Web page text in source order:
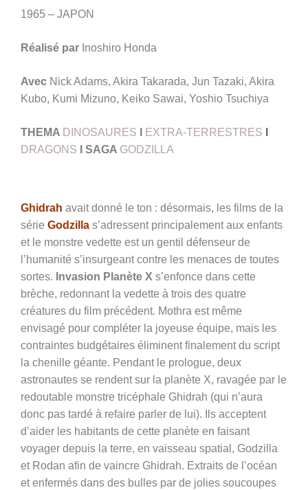
1965 – JAPON
Réalisé par Inoshiro Honda
Avec Nick Adams, Akira Takarada, Jun Tazaki, Akira
Kubo, Kumi Mizuno, Keiko Sawai, Yoshio Tsuchiya
THEMA DINOSAURES EXTRA-TERRESTRES
DRAGONS
SAGA GODZILLA
Ghidrah avait donné le ton : désormais, les films de la
série Godzilla s’adressent principalement aux enfants
et le monstre vedette est un gentil défenseur de
l’humanité s’insurgeant contre les menaces de toutes
sortes. Invasion Planète X s’enfonce dans cette
brèche, redonnant la vedette à trois des quatre
créatures du film précédent. Mothra est même
envisagé pour compléter la joyeuse équipe, mais les
contraintes budgétaires éliminent finalement du script
la chenille géante. Pendant le prologue, deux
astronautes se rendent sur la planète X, ravagée par le
redoutable monstre tricéphale Ghidrah (qui n’aura
donc pas tardé à refaire parler de lui). Ils acceptent
d’aider les habitants de cette planète en faisant
voyager depuis la terre, en vaisseau spatial, Godzilla
et Rodan afin de vaincre Ghidrah. Extraits de l’océan
et enfermés dans des bulles par de jolies soucoupes